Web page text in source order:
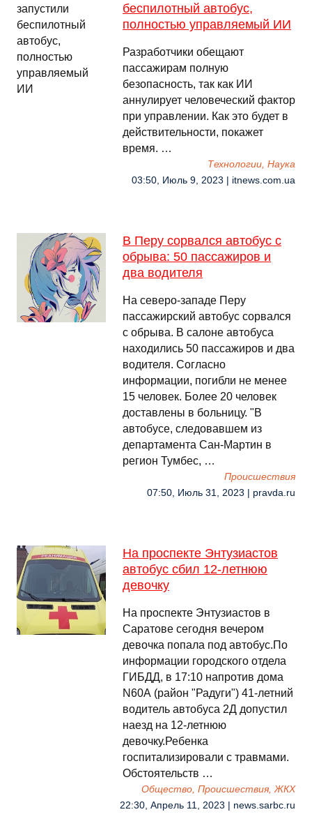
беспилотный автобус,
полностью управляемый ИИ
Разработчики обещают
пассажирам полную
безопасность, так как ИИ
аннулирует человеческий фактор
при управлении. Как это будет в
действительности, покажет
время. …
Технологии, Наука
03:50, Июль 9, 2023 | itnews.com.ua
В Перу сорвался автобус с
обрыва: 50 пассажиров и
два водителя
На северо-западе Перу
пассажирский автобус сорвался
с обрыва. В салоне автобуса
находились 50 пассажиров и два
водителя. Согласно
информации, погибли не менее
15 человек. Более 20 человек
доставлены в больницу. "В
автобусе, следовавшем из
департамента Сан-Мартин в
регион Тумбес, …
Происшествия
07:50, Июль 31, 2023 | pravda.ru
На проспекте Энтузиастов
автобус сбил 12-летнюю
девочку
На проспекте Энтузиастов в
Саратове сегодня вечером
девочка попала под автобус.По
информации городского отдела
ГИБДД, в 17:10 напротив дома
N60А (район "Радуги") 41-летний
водитель автобуса 2Д допустил
наезд на 12-летнюю
девочку.Ребенка
госпитализировали с травмами.
Обстоятельств …
Общество, Происшествия, ЖКХ
22:30, Апрель 11, 2023 | news.sarbc.ru